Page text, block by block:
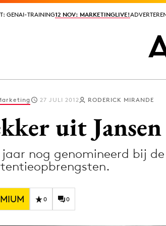
GENAI-TRAINING12 NOV: MARKETINGLIVE!
GENAI-TRAINING12 NOV: MARKETINGLIVE!
Digital transformation
Diversiteit
27 JULI 2012 RODERICK MIRANDE
uit
nog genomineerd bij
0 0